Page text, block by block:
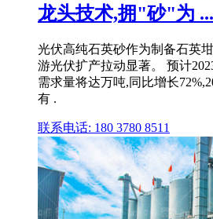
龙头技术,拥"砂"为 ...
光伏高纯石英砂作为制备石英
游光伏扩产拉动显著。 预计
需求量将达万吨,同比增长
有 .
联系电话: 180 3780 8511